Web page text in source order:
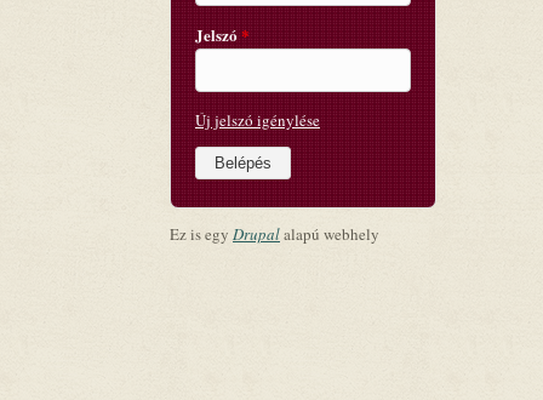
Jelszó*
Új jelszó igénylése
Ez is egy Drupalalapú webhely